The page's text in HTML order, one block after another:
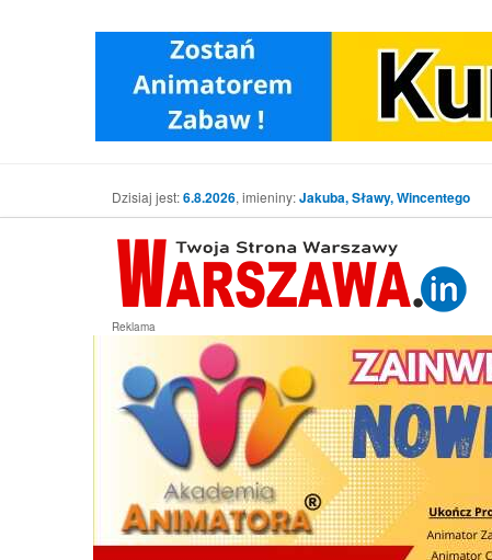
Dzisiaj jest:6.8.2026, imieniny:Jakuba, Sławy, Wincentego
Reklama